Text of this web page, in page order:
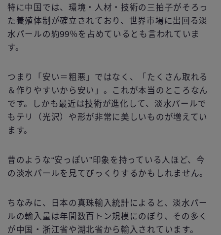
特に中国では、環境・人材・技術の三拍子がそろっ
た養殖体制が確立されており、世界市場に出回る淡
水パールの約99％を占めているとも言われていま
す。
つまり「安い＝粗悪」ではなく、「たくさん取れる
＆作りやすいから安い」。これが本当のところなん
です。しかも最近は技術が進化して、淡水パールで
もテリ（光沢）や形が非常に美しいものが増えてい
ます。
昔のような“安っぽい”印象を持っている人ほど、今
の淡水パールを見てびっくりするかもしれません。
ちなみに、日本の真珠輸入統計によると、淡水パー
ルの輸入量は年間数百トン規模にのぼり、その多く
が中国・浙江省や湖北省から輸入されています。